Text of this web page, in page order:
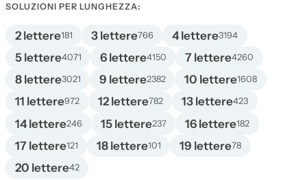
SOLUZIONI PER LUNGHEZZA:
2 lettere181 3 lettere766 4 lettere3194
5 lettere4071 6 lettere4150 7 lettere4260
8 lettere3021 9 lettere2382 10 lettere1608
11 lettere972 12 lettere782 13 lettere423
14 lettere246 15 lettere237 16 lettere182
17 lettere121 18 lettere101 19 lettere78
20 lettere42